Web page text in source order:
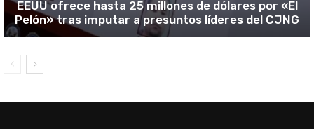
EEUU ofrece hasta 25 millones de dólares por «El
Pelón» tras imputar a presuntos líderes del CJNG